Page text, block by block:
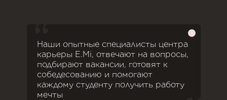
Наши опытные специалисты центра
карьеры E.Mi, отвечают на вопросы,
подбирают вакансии, готовят к
собедесованию и помогают
каждому студенту получить работу
мечты